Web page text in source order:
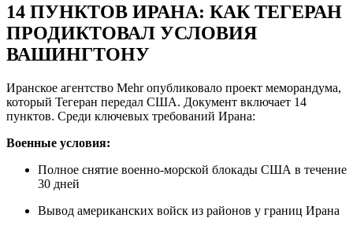
14 ПУНКТОВ ИРАНА: КАК ТЕГЕРАН
ПРОДИКТОВАЛ УСЛОВИЯ
ВАШИНГТОНУ
Иранское агентство Mehr опубликовало проект меморандума,
который Тегеран передал США. Документ включает 14
пунктов. Среди ключевых требований Ирана:
Военные условия:
Полное снятие военно-морской блокады США в течение
30 дней
Вывод американских войск из районов у границ Ирана